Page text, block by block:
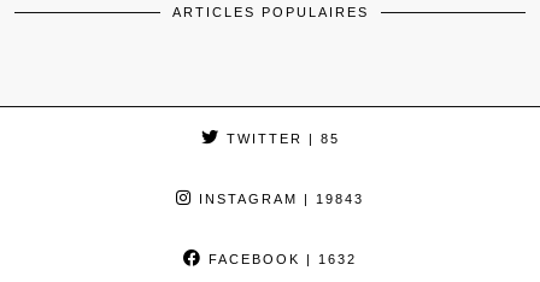
ARTICLES POPULAIRES
TWITTER | 85
INSTAGRAM | 19843
FACEBOOK | 1632